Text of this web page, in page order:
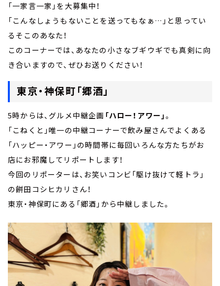
「一家言一家」を大募集中！
「こんなしょうもないことを送ってもなぁ…」と思ってい
るそこのあなた！
このコーナーでは、あなたの小さなブギウギでも真剣に向
き合いますので、ぜひお送りください！
東京・神保町「郷酒」
5時からは、グルメ中継企画 「ハロー！アワー」。
「こねくと」唯一の中継コーナーで飲み屋さんでよくある
「ハッピー・アワー」の時間帯に毎回いろんな方たちがお
店にお邪魔してリポートします！
今回のリポーターは、お笑いコンビ「駆け抜けて軽トラ」
の餅田コシヒカリさん！
東京・神保町にある「郷酒」から中継しました。